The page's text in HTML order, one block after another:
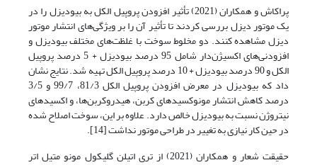
پراکاش و همکاران (2021) تأثیر افزودن پروپیل الکل به بیودیزل را در
یک موتور دیزل بررسی کردند تا تأثیر آن را بر ویژگی‌های انتشار موتور
دیزل مشاهده کنند. دو مخلوط سوخت با غلظت‌های مختلف بیودیزل و
افزودنی‌های اکسیژن‌دار شامل 95 درصد بیودیزل + 5 درصد پروپیل
الکل و 90 درصد بیودیزل + 10 درصد پروپیل الکل تهیه شد. نتایج نشان
داد که بیودیزل در معرض افزودن پروپیل الکل 81/3، 99/7 و 3/5
درصد کاهش انتشار مونوکسیدهای کربن، هیدروکربن‌ها، و اکسیدهای
نیتروژن نسبت به بیودیزل خالص دارد. علاوه بر این، سوخت اصلاح شده
در حین کار نیازی به تغییر در طراحی موتور نداشت [14].
حقیقت شعار و همکاران (2021) از تری اتیلن گلیکول مونو متیل اتر